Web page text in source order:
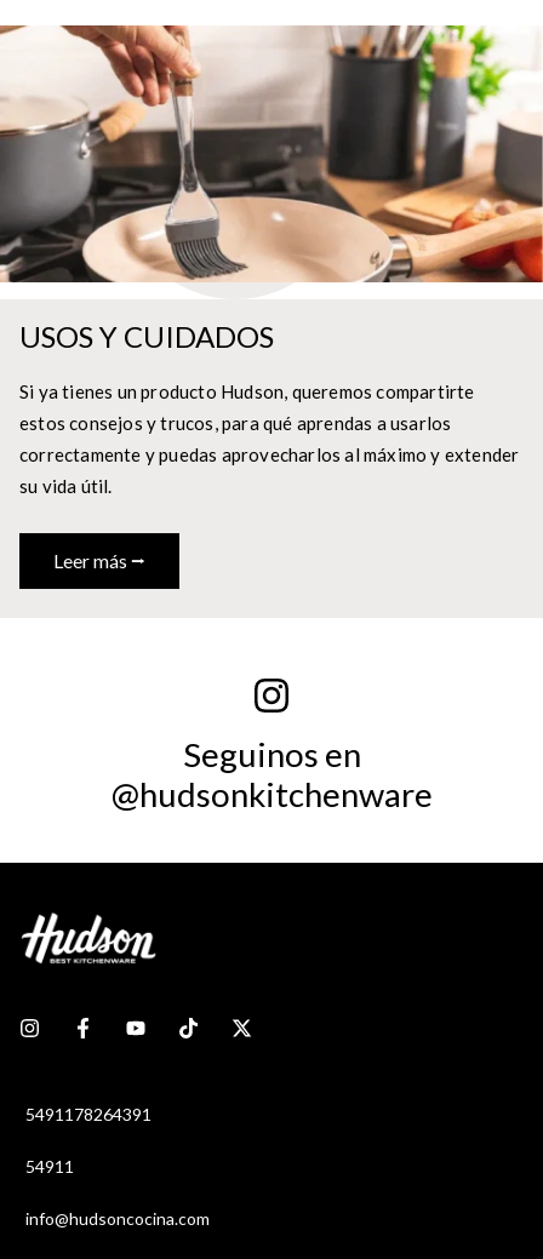
USOS Y CUIDADOS
Si ya tienes un producto Hudson, queremos compartirte
estos consejos y trucos, para qué aprendas a usarlos
correctamente y puedas aprovecharlos al máximo y extender
su vida útil.
Leer más ⭢
Seguinos en
@hudsonkitchenware
5491178264391
54911
info@hudsoncocina.com